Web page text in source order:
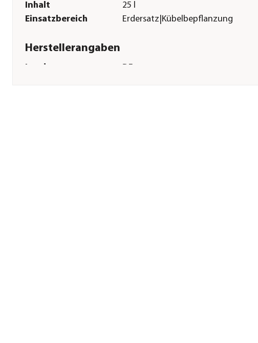
Inhalt
25 l
Einsatzbereich
Erdersatz|Kübelbepflanzung
Herstellerangaben
Land
DE